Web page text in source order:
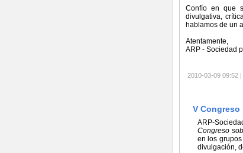
Confío en que
divulgativa,
hablamos de un
Atentamente,
ARP - Sociedad
2010-03-09 09:52 |
V
ARP-
Congreso
en los
divulgación,